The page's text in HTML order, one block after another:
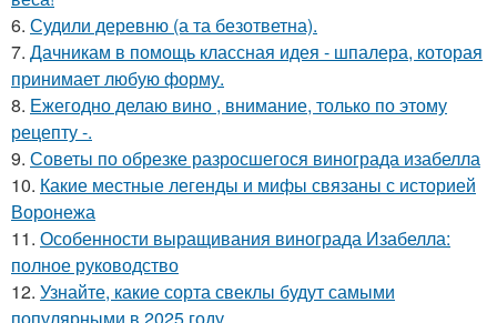
6. Судили деревню (а та безответна).
7. Дачникам в помощь классная идея - шпалера, которая
принимает любую форму.
8. Ежегодно делаю вино , внимание, только по этому
рецепту -.
9. Советы по обрезке разросшегося винограда изабелла
10. Какие местные легенды и мифы связаны с историей
Воронежа
11. Особенности выращивания винограда Изабелла:
полное руководство
12. Узнайте, какие сорта свеклы будут самыми
популярными в 2025 году